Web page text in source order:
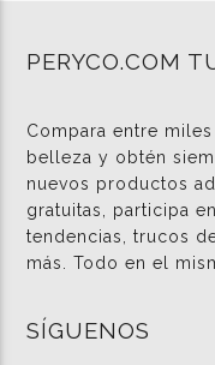
PERYCO.COM
Compara entre
belleza y obtén
nuevos productos
gratuitas, participa
tendencias, trucos
más. Todo en el
SÍGUENOS